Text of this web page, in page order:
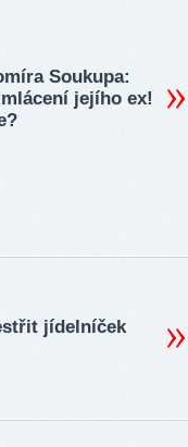
Soukupa:
jejího ex!
jídelníček